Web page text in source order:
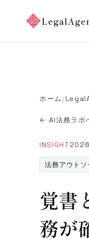
ホーム /
← AI法務ラボ
INSIGHT
法務アウト
覚書
務が